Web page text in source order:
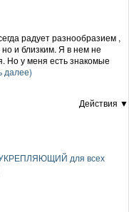
радует разнообразием ,
и близким. Я в нем не
Но у меня есть знакомые
далее)
Действия ▼
для всех